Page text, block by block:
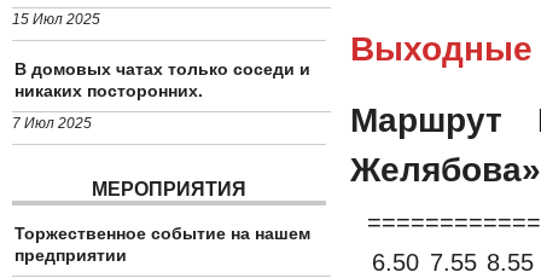
Выходные
Желябова»
6.50 7.55 8.55
15 Июл 2025
В домовых чатах только соседи и
никаких посторонних.
7 Июл 2025
МЕРОПРИЯТИЯ
Торжественное событие на нашем
предприятии